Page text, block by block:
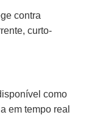
contra
curto-
como
em tempo real